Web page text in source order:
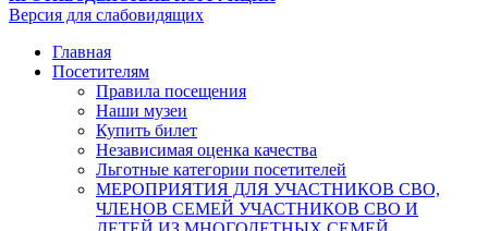
Версия для слабовидящих
Главная
Посетителям
Правила посещения
Наши музеи
Купить билет
Независимая оценка качества
Льготные категории посетителей
МЕРОПРИЯТИЯ ДЛЯ УЧАСТНИКОВ СВО,
ЧЛЕНОВ СЕМЕЙ УЧАСТНИКОВ СВО И